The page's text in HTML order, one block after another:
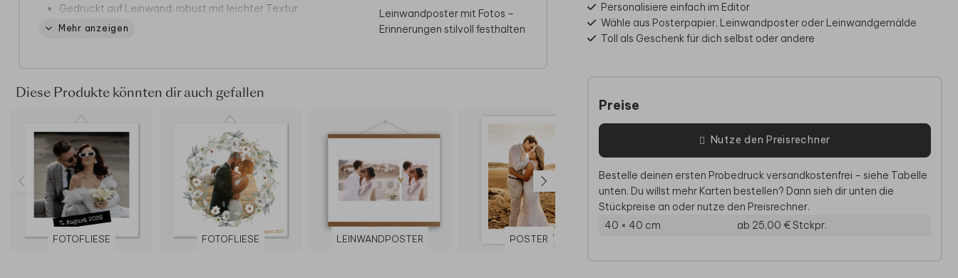
Gedruckt auf Leinwand: robust mit leichter Textur.
Inklusive Magnetleisten aus hellem Holz und Aufhängekordel.
Mehr anzeigen
Leinwandposter mit Fotos –
Erinnerungen stilvoll festhalten
Diese Produkte könnten dir auch gefallen
FOTOFLIESE FOTOFLIESE LEINWANDPOSTER POSTER
Personalisiere einfach im Editor
Wähle aus Posterpapier, Leinwandposter oder Leinwandgemälde
Toll als Geschenk für dich selbst oder andere
Preise
Nutze den Preisrechner
Bestelle deinen ersten Probedruck versandkostenfrei – siehe Tabelle
unten. Du willst mehr Karten bestellen? Dann sieh dir unten die
Stückpreise an oder nutze den Preisrechner.
40 × 40 cm
ab 25,00 €Stckpr.